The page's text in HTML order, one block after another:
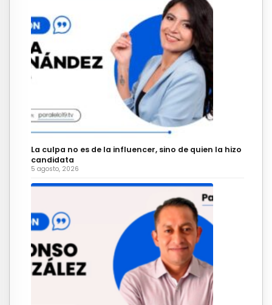
La culpa no es de la influencer, sino de quien la hizo
candidata
5 agosto, 2026